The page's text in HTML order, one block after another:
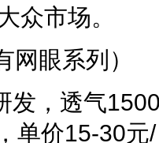
众市场。
网眼系列）
发，透气
单价15-30